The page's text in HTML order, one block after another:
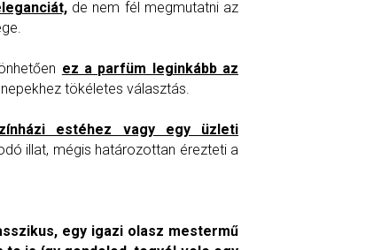
de nem fél megmutatni az
ez a parfüm leginkább az
tökéletes választás.
estéhez vagy egy üzleti
illat, mégis határozottan érezteti a
egy igazi olasz mestermű